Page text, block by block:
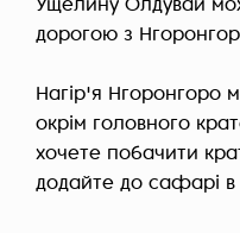
Ущелину Олдувай
дорогою з
Нагір'я Нгоронгоро
окрім головного
хочете побачити
додайте до сафарі